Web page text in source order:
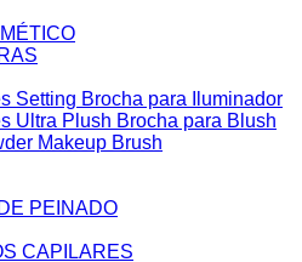
Setting Brocha para Iluminador
Ultra Plush Brocha para Blush
Makeup Brush
PEINADO
CAPILARES